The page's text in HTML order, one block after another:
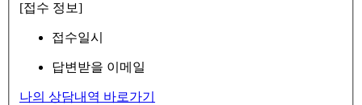
[접수 정보]
접수일시
답변받을 이메일
나의 상담내역 바로가기